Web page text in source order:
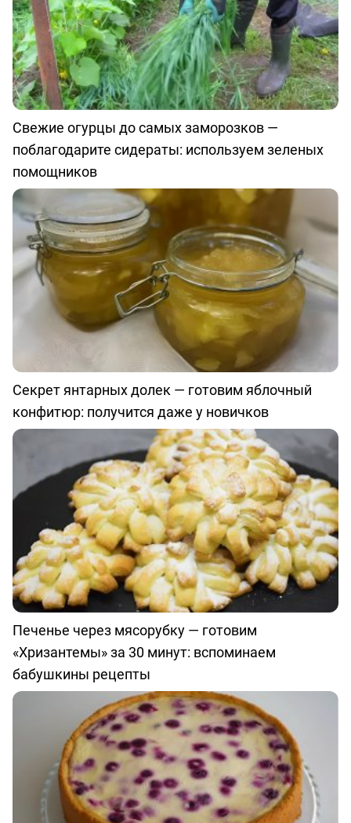
Свежие огурцы до самых заморозков —
поблагодарите сидераты: используем зеленых
помощников
Секрет янтарных долек — готовим яблочный
конфитюр: получится даже у новичков
Печенье через мясорубку — готовим
«Хризантемы» за 30 минут: вспоминаем
бабушкины рецепты